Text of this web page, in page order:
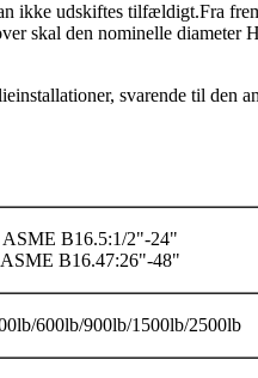
ikke udskiftes tilfældigt.Fra
skal den nominelle
svarende til den
ASME B16.5:1/2"-24"
ASME B16.47:26"-48"
600lb/900lb/1500lb/2500lb